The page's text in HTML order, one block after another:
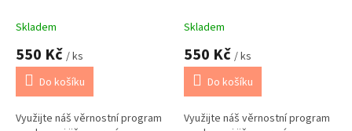
Skladem
550 Kč / ks
Do košíku
Využijte náš věrnostní program
Skladem
550 Kč / ks
Do košíku
Využijte náš věrnostní program